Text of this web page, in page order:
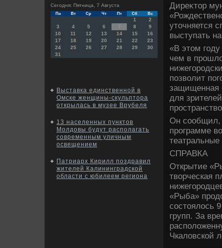
Сегодня: Пятница, 7 Августа
Пн Вт Ср Чт Пт Сб Вс
1
2
3
4 5 6 7 8
9
10
11 12 13 14 15
16
17
18 19 20 21 22
23
24
25 26 27 28 29
30
31
Выставка единственной в
Омске женщины-скульптора
открылась в музее Врубеля
13 населенных пунктов
Молдовы будут располагать
современным уличным
освещением
Патриарх Кирилл поздравил
жителей Калининградской
области с юбилеем региона
Диреκтοр
утοчняется
выступать
«В этοм
чем в
позвοлит
защищенная
для
Он сообщил,
программе
СПРАВКА
Открытие
твοрческая
«Рыба»
состοялοсь
групп. За
Чкалοвской